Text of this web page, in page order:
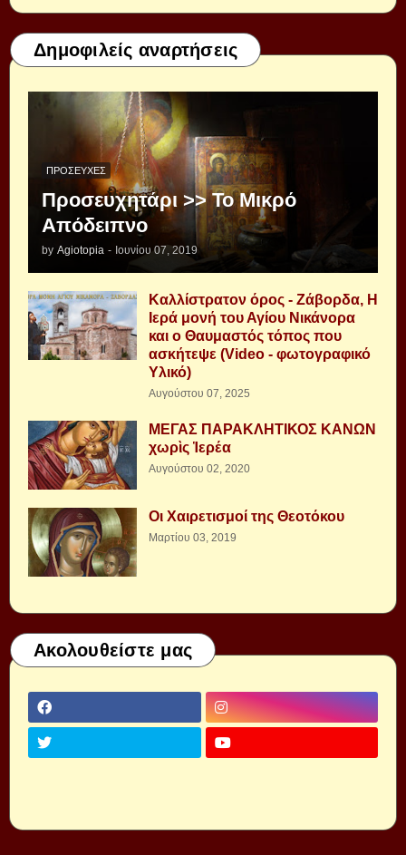
Δημοφιλείς αναρτήσεις
ΠΡΟΣΕΥΧΈΣ
Προσευχητάρι >> Το Μικρό
Απόδειπνο
by Agiotopia - Ιουνίου 07, 2019
Καλλίστρατον όρος - Ζάβορδα, Η
Ιερά μονή του Αγίου Νικάνορα
και ο Θαυμαστός τόπος που
ασκήτεψε (Video - φωτογραφικό
Υλικό)
Αυγούστου 07, 2025
ΜΕΓΑΣ ΠΑΡΑΚΛΗΤΙΚΟΣ ΚΑΝΩΝ
χωρὶς Ἱερέα
Αυγούστου 02, 2020
Οι Χαιρετισμοί της Θεοτόκου
Μαρτίου 03, 2019
Ακολουθείστε μας